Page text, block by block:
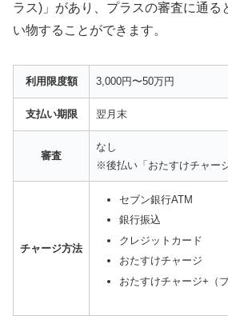
ラス)」があり、プラスの審査に通る
い物することができます。
利用限度額 3,000円〜50万円
支払い期限 翌月末
審査
なし
※後払い「おたすけチャー
チャージ方法
セブン銀行ATM
銀行振込
クレジットカード
おたすけチャージ
おたすけチャージ+（プ